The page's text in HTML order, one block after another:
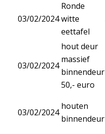
03/02/2024
Ronde
witte
eettafel
03/02/2024
hout deur
massief
binnendeur
50,- euro
03/02/2024
houten
binnendeur